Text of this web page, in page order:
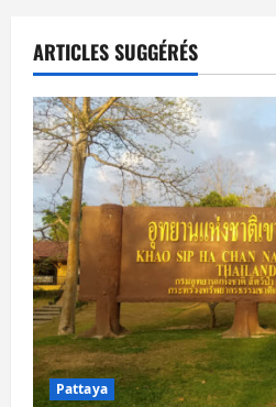
t
i
o
n
d
’
a
r
ARTICLES SUGGÉRÉS
Pattaya